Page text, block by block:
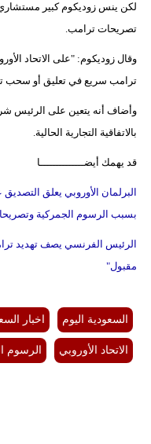
لكن ينس زوديكوم كبير مستشاري
تصريحات ترامب.
وقال زوديكوم: "على الاتحاد
ترامب سريع في تعليق أو سحب
وأضاف أنه يتعين على الرئيس
بالاتفاقية التجارية الحالية.
قد يهمك أيضــــــــــــــا
البرلمان الأوروبي يعلق
بسبب الرسوم الجمركية
الرئيس الفرنسي يصف تهديد
مقبول"
السعودية اليوم اخبار
الاتحاد الأوروبي الرسوم